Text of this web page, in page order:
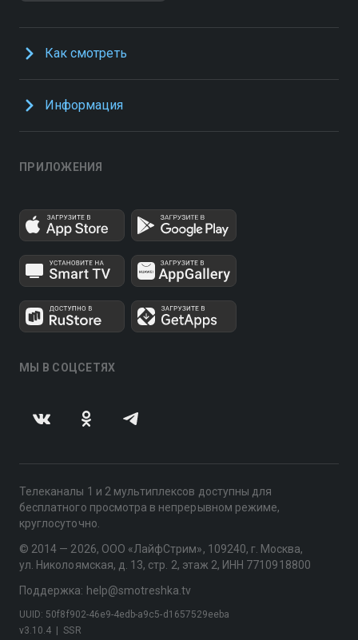
Как смотреть
Информация
ПРИЛОЖЕНИЯ
МЫ В СОЦСЕТЯХ
Телеканалы 1 и 2 мультиплексов доступны для
бесплатного просмотра в непрерывном режиме,
круглосуточно.
© 2014 — 2026, ООО «ЛайфСтрим», 109240, г. Москва,
ул. Николоямская, д. 13, стр. 2, этаж 2, ИНН 7710918800
Поддержка: help@smotreshka.tv
v3.10.4 SSR
UUID: 50f8f902-46e9-4edb-a9c5-d1657529eeba